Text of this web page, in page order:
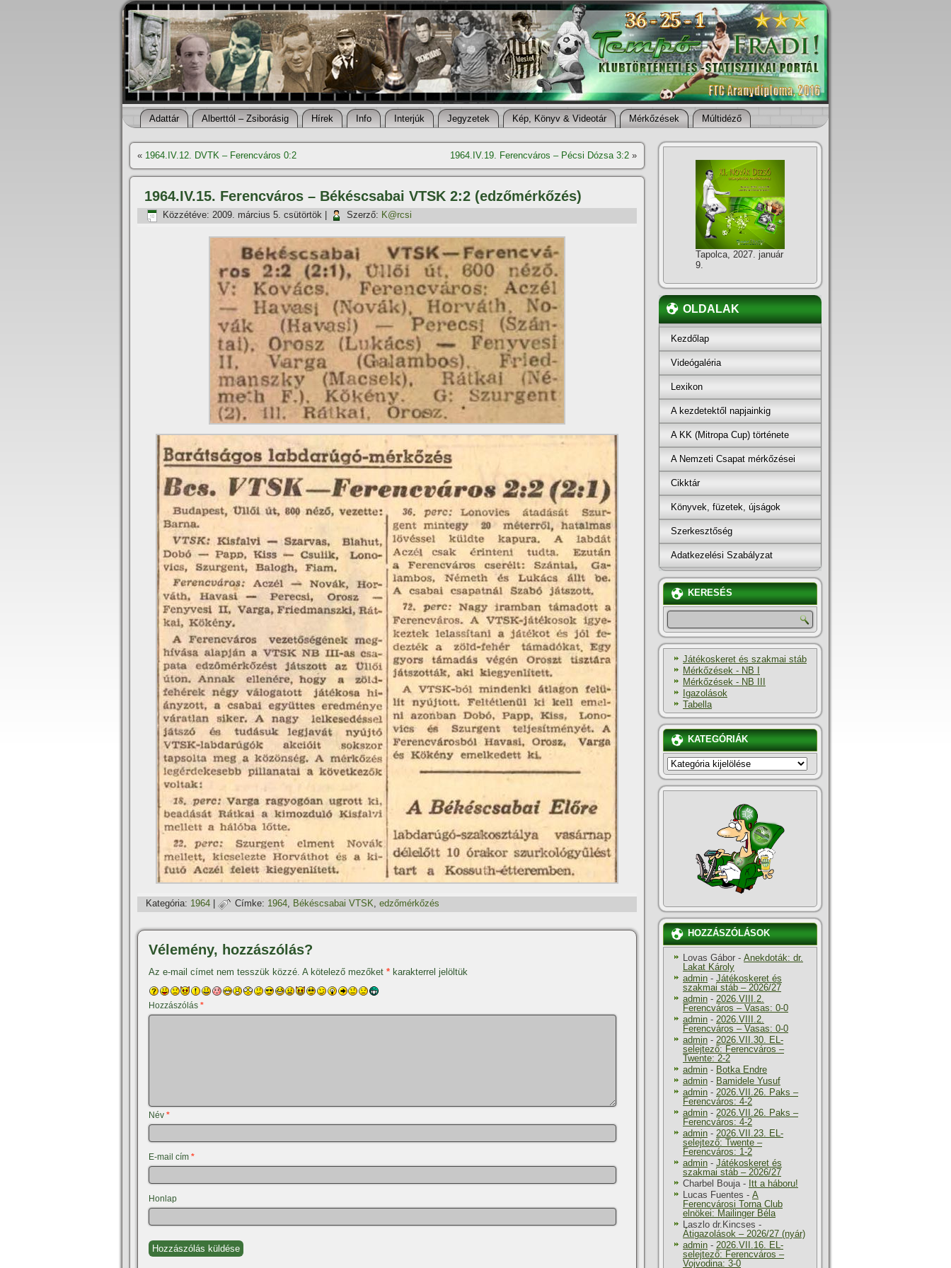
Adattár Alberttól – Zsiborásig Hí­rek Info Interjúk Jegyzetek Kép, Könyv & Videotár Mérkőzések Múltidéző
« 1964.IV.12. DVTK – Ferencváros 0:2 1964.IV.19. Ferencváros – Pécsi Dózsa 3:2 »
1964.IV.15. Ferencváros – Békéscsabai VTSK 2:2 (edzőmérkőzés)
Közzétéve: 2009. március 5. csütörtök Szerző: K@rcsi
Kategória: 1964 Címke: 1964, Békéscsabai VTSK, edzőmérkőzés
Vélemény, hozzászólás?
Az e-mail címet nem tesszük közzé. A kötelező mezőket * karakterrel jelöltük
Hozzászólás *
Név *
E-mail cím *
Honlap
Tapolca, 2027. január
9.
OLDALAK
Kezdőlap
Videógaléria
Lexikon
A kezdetektől napjainkig
A KK (Mitropa Cup) története
A Nemzeti Csapat mérkőzései
Cikktár
Könyvek, füzetek, újságok
Szerkesztőség
Adatkezelési Szabályzat
KERESÉS
Játékoskeret és szakmai stáb
Mérkőzések - NB I
Mérkőzések - NB III
Igazolások
Tabella
KATEGÓRIÁK
KATEGÓRIÁK
HOZZÁSZÓLÁSOK
Lovas Gábor - Anekdoták: dr.
Lakat Károly
admin - Játékoskeret és
szakmai stáb – 2026/27
admin - 2026.VIII.2.
Ferencváros – Vasas: 0-0
admin - 2026.VIII.2.
Ferencváros – Vasas: 0-0
admin - 2026.VII.30. EL-
selejtező: Ferencváros –
Twente: 2-2
admin - Botka Endre
admin - Bamidele Yusuf
admin - 2026.VII.26. Paks –
Ferencváros: 4-2
admin - 2026.VII.26. Paks –
Ferencváros: 4-2
admin - 2026.VII.23. EL-
selejtező: Twente –
Ferencváros: 1-2
admin - Játékoskeret és
szakmai stáb – 2026/27
Charbel Bouja- Itt a háboru!
Lucas Fuentes - A
Ferencvárosi Torna Club
elnökei: Mailinger Béla
Laszlo dr.Kincses -
Átigazolások – 2026/27 (nyár)
admin - 2026.VII.16. EL-
selejtező: Ferencváros –
Vojvodina: 3-0